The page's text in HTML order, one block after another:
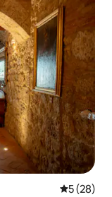
5 (28)